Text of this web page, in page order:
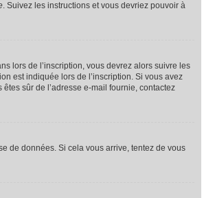
. Suivez les instructions et vous devriez pouvoir à
lors de l’inscription, vous devrez alors suivre les
est indiquée lors de l’inscription. Si vous avez
sûr de l’adresse e-mail fournie, contactez
de données. Si cela vous arrive, tentez de vous